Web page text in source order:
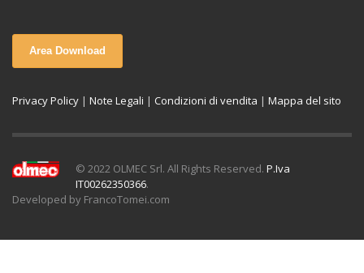
Area Download
Privacy Policy | Note Legali | Condizioni di vendita | Mappa del sito
© 2022 OLMEC Srl. All Rights Reserved. P.Iva
IT00262350366.
Developed by FrancoTomei.com